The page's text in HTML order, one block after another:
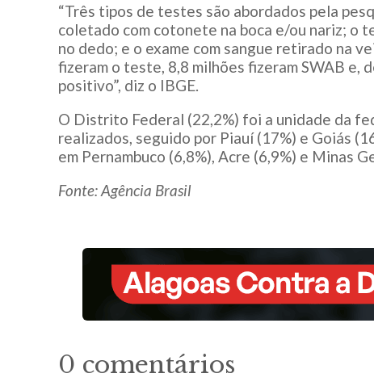
“Três tipos de testes são abordados pela
coletado com cotonete na boca e/ou nariz; o
no dedo; e o exame com sangue retirado na
fizeram o teste, 8,8 milhões fizeram SWAB e,
positivo”, diz o IBGE.
O Distrito Federal (22,2%) foi a unidade da
realizados, seguido por Piauí (17%) e Goiás
em Pernambuco (6,8%), Acre (6,9%) e Minas
Fonte: Agência Brasil
0 comentários